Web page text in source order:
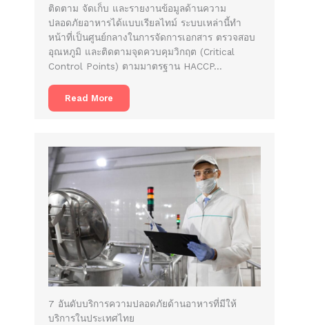
ติดตาม จัดเก็บ และรายงานข้อมูลด้านความ
ปลอดภัยอาหารได้แบบเรียลไทม์ ระบบเหล่านี้ทำ
หน้าที่เป็นศูนย์กลางในการจัดการเอกสาร ตรวจสอบ
อุณหภูมิ และติดตามจุดควบคุมวิกฤต (Critical
Control Points) ตามมาตรฐาน HACCP…
Read More
7 อันดับบริการความปลอดภัยด้านอาหารที่มีให้
บริการในประเทศไทย